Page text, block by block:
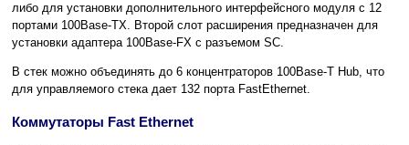
либо для установки дополнительного интерфейсного модуля с 12
портами 100Base-TX. Второй слот расширения предназначен для
установки адаптера 100Base-FX с разъемом SC.
В стек можно объединять до 6 концентраторов 100Base-T Hub, что
для управляемого стека дает 132 порта FastEthernet.
Коммутаторы Fast Ethernet